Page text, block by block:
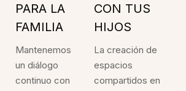
PARA LA
FAMILIA
Mantenemos
un diálogo
continuo con
CON TUS
HIJOS
La creación de
espacios
compartidos en